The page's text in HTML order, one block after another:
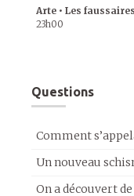
Arte • Les
23h00
Questions
Comment
Un nouveau
On a découvert